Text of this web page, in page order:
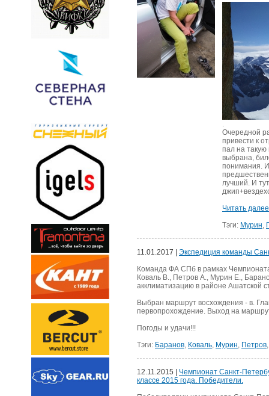
.
Очередной
привести к
пал на
выбрана,
понимания.
лучший. И
Читать
Тэги: Мурин,
11.01.2017 | Экспедиция команды
Команда ФА СПб в рамках
Коваль В., Петров А., Мурин Е.,
акклиматизацию в районе Ашатской
Выбран маршрут восхождения - в.
первопрохождение. Выход на
Погоды и удачи!!!
Тэги: Баранов, Коваль, Мурин, Петров
12.11.2015 | Чемпионат Санкт-
классе 2015 года. Победители.